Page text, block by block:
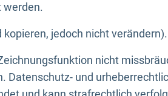
werden.
jedoch nicht verändern).
nicht
Datenschutz- und